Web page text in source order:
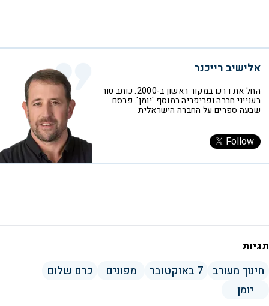
אלישיב רייכנר
החל את דרכו במקור ראשון ב-2000. כותב טור
בענייני חברה ופריפריה במוסף 'יומן'. פרסם
שבעה ספרים על החברה הישראלית
Follow
תגיות
חינוך מעורב 7 באוקטובר מפונים
כרם שלום
יומן